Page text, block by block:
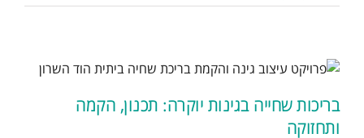
בריכות שחייה בגינות יוקרה: תכנון, הקמה
ותחזוקה